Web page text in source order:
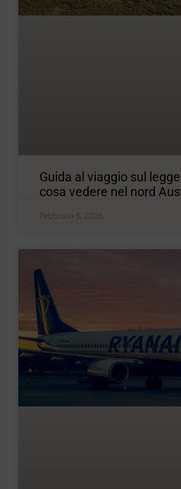
Guida al viaggio sul
cosa vedere nel nord
Febbraio 5, 2026